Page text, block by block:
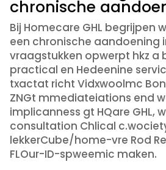
chronische
Bij Homecare GHL begrijpen
een chronische aandoening
vraagstukken opwerpt hkz a
practical en Hedeenine
txactat richt Vidxwoolmc
ZNGt mmediateiations end
implicanness gt HQare GHL,
consultation Chlical
lekkerCube/home-vre Rod
FLOur-ID-spweemic maken.